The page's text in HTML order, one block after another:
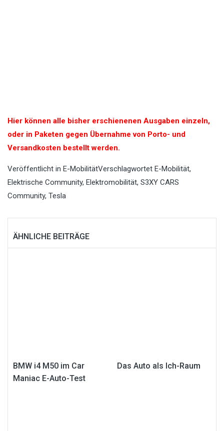
Hier können alle bisher erschienenen Ausgaben einzeln,
oder in Paketen gegen Übernahme von Porto- und
Versandkosten bestellt werden.
Veröffentlicht in E-MobilitätVerschlagwortet E-Mobilität,
Elektrische Community, Elektromobilität, S3XY CARS
Community, Tesla
ÄHNLICHE BEITRÄGE
BMW i4 M50 im Car
Maniac E-Auto-Test
Das Auto als Ich-Raum